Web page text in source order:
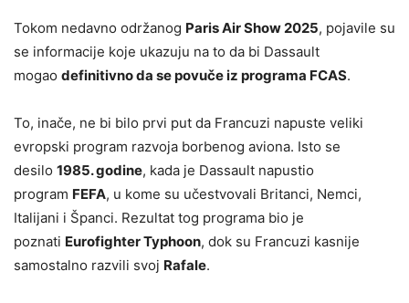
Tokom nedavno održanog Paris Air Show 2025, pojavile su
se informacije koje ukazuju na to da bi Dassault
mogao definitivno da se povuče iz programa FCAS.
To, inače, ne bi bilo prvi put da Francuzi napuste veliki
evropski program razvoja borbenog aviona. Isto se
desilo 1985. godine, kada je Dassault napustio
program FEFA, u kome su učestvovali Britanci, Nemci,
Italijani i Španci. Rezultat tog programa bio je
poznati Eurofighter Typhoon, dok su Francuzi kasnije
samostalno razvili svoj Rafale.